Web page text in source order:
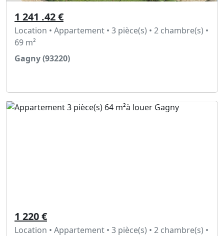
1 241 .42 €
Location • Appartement • 3 pièce(s) • 2 chambre(s) •
69 m²
Gagny (93220)
1 220 €
Location • Appartement • 3 pièce(s) • 2 chambre(s) •